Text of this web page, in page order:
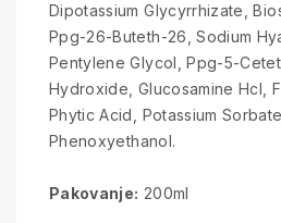
Dipotassium Glycyrrhizate,
Ppg-26-Buteth-26, Sodium
Pentylene Glycol, Ppg-5-
Hydroxide, Glucosamine Hcl,
Phytic Acid, Potassium
Phenoxyethanol.
Pakovanje: 200ml